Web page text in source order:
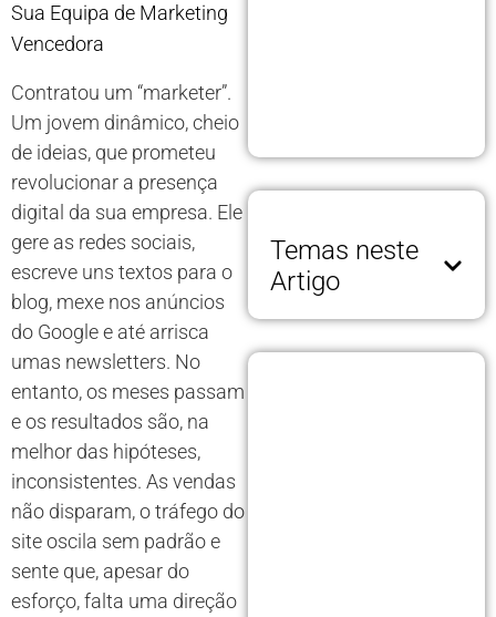
Sua Equipa de Marketing
Vencedora
Contratou um “marketer”.
Um jovem dinâmico, cheio
de ideias, que prometeu
revolucionar a presença
digital da sua empresa. Ele
gere as redes sociais,
escreve uns textos para o
blog, mexe nos anúncios
do Google e até arrisca
umas newsletters. No
entanto, os meses passam
e os resultados são, na
melhor das hipóteses,
inconsistentes. As vendas
não disparam, o tráfego do
site oscila sem padrão e
sente que, apesar do
esforço, falta uma direção
Temas neste
Artigo